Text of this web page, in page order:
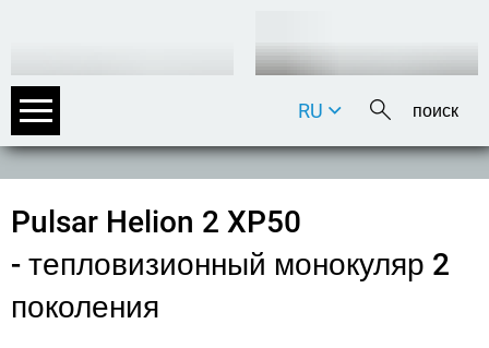
DE
RU
Pulsar Helion 2 XP50
- тепловизионный монокуляр 2
поколения